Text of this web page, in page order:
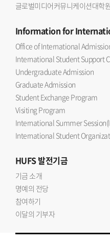
글로벌미디어커뮤니케이션대학원
Informationfor
Office of International
International Student Support
Undergraduate Admission
Graduate Admission
Student Exchange Program
Visiting Program
International Summer
International Student
HUFS발전기금
기금 소개
명예의 전당
참여하기
이달의 기부자